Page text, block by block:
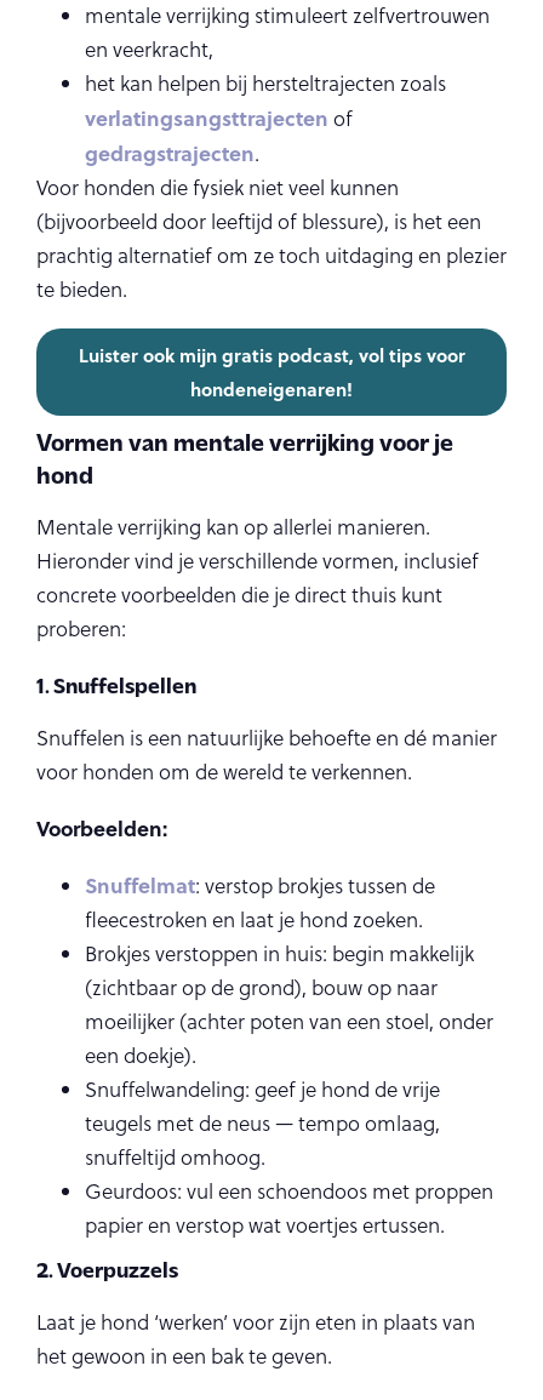
mentale verrijking stimuleert zelfvertrouwen
en veerkracht,
het kan helpen bij hersteltrajecten zoals
verlatingsangsttrajecten of
gedragstrajecten.
Voor honden die fysiek niet veel kunnen
(bijvoorbeeld door leeftijd of blessure), is het een
prachtig alternatief om ze toch uitdaging en plezier
te bieden.
Luister ook mijn gratis podcast, vol tips voor
hondeneigenaren!
Vormen van mentale verrijking voor je
hond
Mentale verrijking kan op allerlei manieren.
Hieronder vind je verschillende vormen, inclusief
concrete voorbeelden die je direct thuis kunt
proberen:
1. Snuffelspellen
Snuffelen is een natuurlijke behoefte en dé manier
voor honden om de wereld te verkennen.
Voorbeelden:
Snuffelmat: verstop brokjes tussen de
fleecestroken en laat je hond zoeken.
Brokjes verstoppen in huis: begin makkelijk
(zichtbaar op de grond), bouw op naar
moeilijker (achter poten van een stoel, onder
een doekje).
Snuffelwandeling: geef je hond de vrije
teugels met de neus — tempo omlaag,
snuffeltijd omhoog.
Geurdoos: vul een schoendoos met proppen
papier en verstop wat voertjes ertussen.
2. Voerpuzzels
Laat je hond ‘werken’ voor zijn eten in plaats van
het gewoon in een bak te geven.